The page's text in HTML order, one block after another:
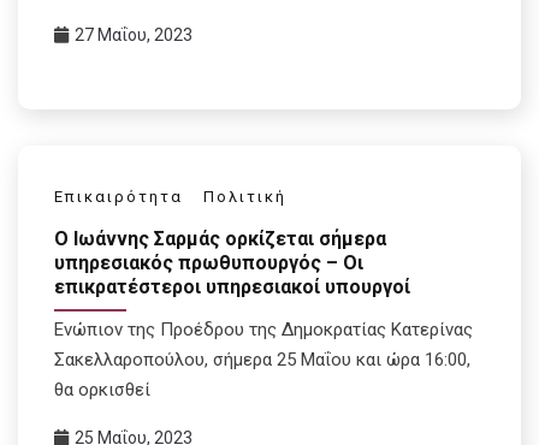
27 Μαΐου, 2023
Επικαιρότητα Πολιτική
Ο Ιωάννης Σαρμάς ορκίζεται σήμερα
υπηρεσιακός πρωθυπουργός – Οι
επικρατέστεροι υπηρεσιακοί υπουργοί
Ενώπιον της Προέδρου της Δημοκρατίας Κατερίνας
Σακελλαροπούλου, σήμερα 25 Μαΐου και ώρα 16:00,
θα ορκισθεί
25 Μαΐου, 2023